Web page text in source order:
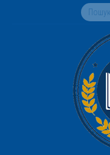
Search: